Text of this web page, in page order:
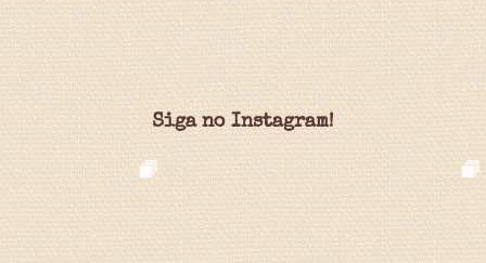
Siga no Instagram!